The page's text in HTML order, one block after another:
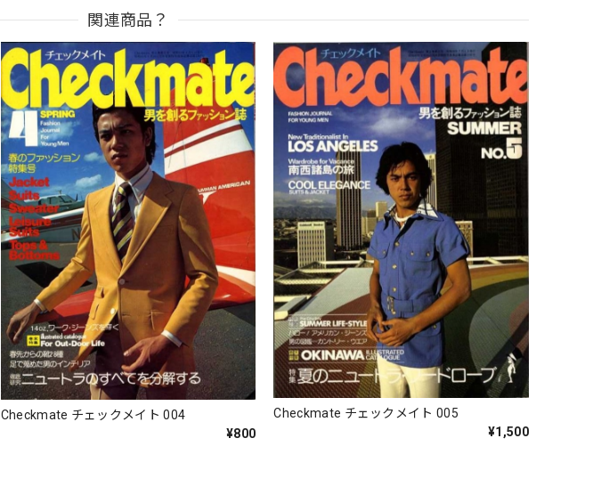
関連商品？
Checkmate チェックメイト 004
¥800
Checkmate チェックメイト 005
¥1,500